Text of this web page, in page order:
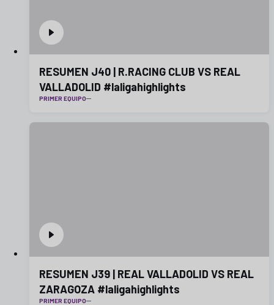
RESUMEN J40 | R.RACING CLUB VS REAL
VALLADOLID #laligahighlights
PRIMER EQUIPO
RESUMEN J39 | REAL VALLADOLID VS REAL
ZARAGOZA #laligahighlights
PRIMER EQUIPO